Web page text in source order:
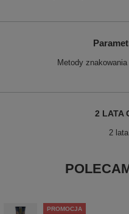
Metody znakowania
2 LATA
2
PROMOCJA